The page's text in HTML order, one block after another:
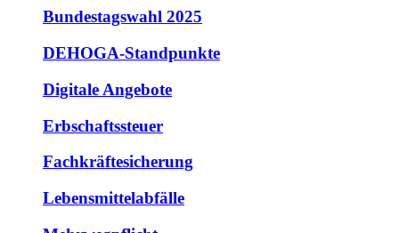
Bundestagswahl 2025
DEHOGA-Standpunkte
Digitale Angebote
Erbschaftssteuer
Fachkräftesicherung
Lebensmittelabfälle